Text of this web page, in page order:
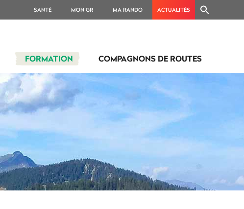
SANTÉ MON GR MA RANDO ACTUALITÉS
FORMATION COMPAGNONS DE ROUTES